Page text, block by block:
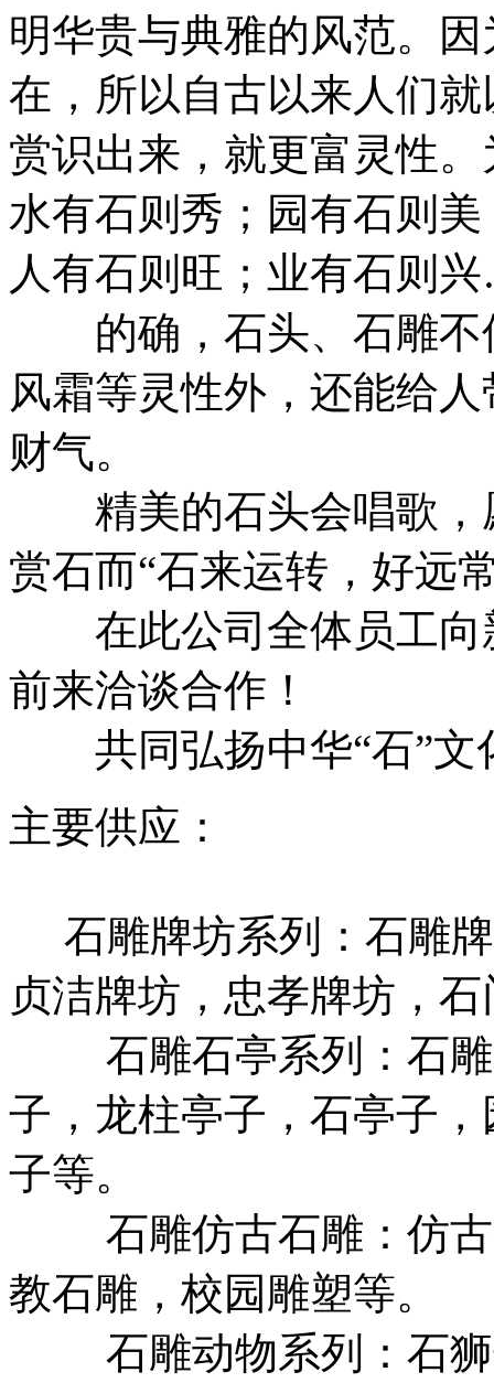
明华贵与典雅的风范。
在，所以自古以来人们
赏识出来，就更富灵性
水有石则秀；园有石则
人有石则旺；业有石则
的确，石头、石雕不
风霜等灵性外，还能给
财气。
精美的石头会唱歌，
赏石而“石来运转，好远
在此公司全体员工向
前来洽谈合作！
共同弘扬中华“石”文
主要供应：
石雕牌坊系列：石雕
贞洁牌坊，忠孝牌坊，
石雕石亭系列：石雕
子，龙柱亭子，石亭子
子等。
石雕仿古石雕：仿古
教石雕，校园雕塑等。
石雕动物系列：石狮